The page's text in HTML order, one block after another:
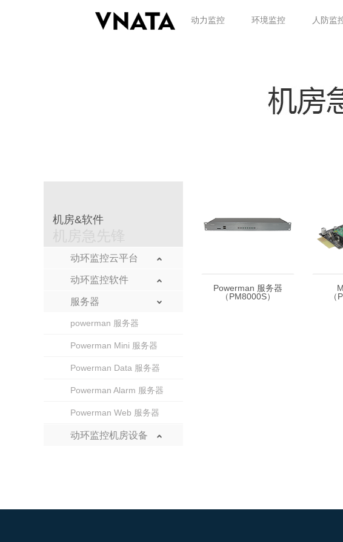
动力监控 环境监控 人防监
机房&软件
动环监控云平台
动环监控云平台
动环监控软件
机房分布式管理软件V1.0
机房动环集中监控软件V2.0
服务器
powerman 服务器
Powerman Mini 服务器
Powerman Data 服务器
Powerman Alarm 服务器
Powerman Web 服务器
动环监控机房设备
Powerman 服务器
（PM8000S）
（